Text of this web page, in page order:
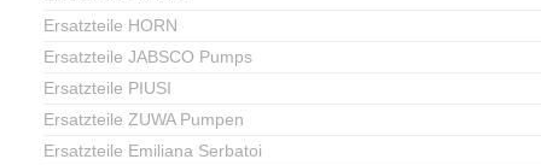
Ersatzteile HORN
Ersatzteile JABSCO Pumps
Ersatzteile PIUSI
Ersatzteile ZUWA Pumpen
Ersatzteile Emiliana Serbatoi